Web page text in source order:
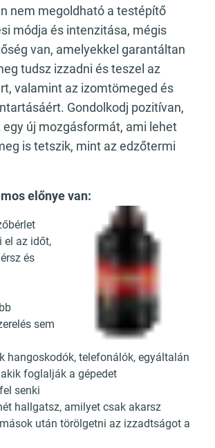
nem megoldható a testépítő
módja és intenzitása, mégis
van, amelyekkel garantáltan
tudsz izzadni és teszel az
valamint az izomtömeged és
Gondolkodj pozitívan,
egy új mozgásformát, ami lehet
is tetszik, mint az edzőtermi
előnye van:
el az időt,
és
sem
hangoskodók, telefonálók, egyáltalán
foglalják a gépedet
senki
hallgatsz, amilyet csak akarsz
után törölgetni az izzadtságot a